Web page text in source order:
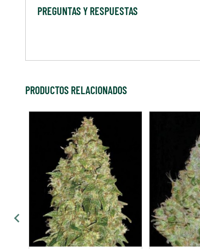
PREGUNTAS Y RESPUESTAS
PRODUCTOS RELACIONADOS